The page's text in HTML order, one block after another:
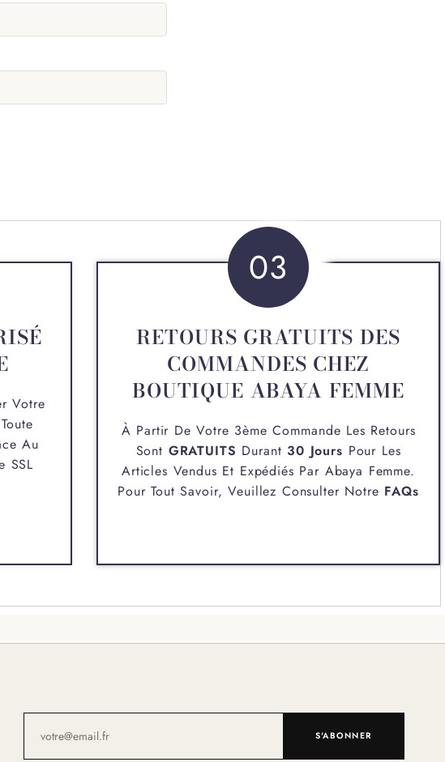
Votre
Au
SSL
03
RETOURS GRATUITS DES
COMMANDES CHEZ
BOUTIQUE ABAYA FEMME
À Partir De Votre 3ème Commande Les Retours
Sont GRATUITS Durant 30 Jours Pour Les
Articles Vendus Et Expédiés Par Abaya Femme.
Pour Tout Savoir, Veuillez Consulter Notre FAQs
S'ABONNER